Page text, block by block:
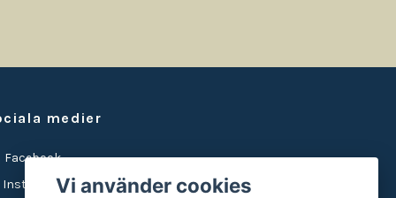
medier
Facebook
InstagramVi använder cookies